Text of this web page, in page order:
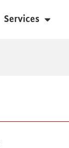
Services